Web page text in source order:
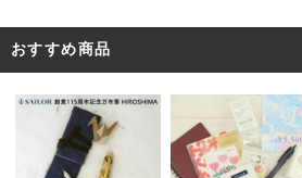
おすすめ商品